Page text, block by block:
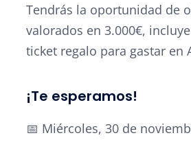
Tendrás la oportunidad de
valorados en 3.000€,
ticket regalo para gastar en
¡Te esperamos!
📅 Miércoles, 30 de